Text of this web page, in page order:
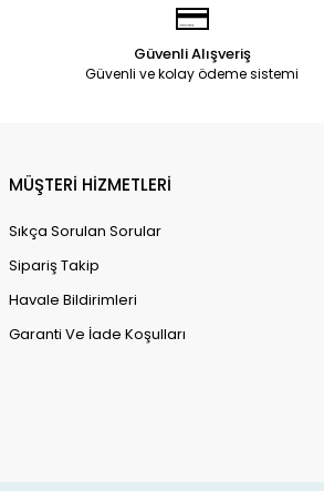
Güvenli Alışveriş
Güvenli ve kolay ödeme sistemi
MÜŞTERİ HİZMETLERİ
Sıkça Sorulan Sorular
Sipariş Takip
Havale Bildirimleri
Garanti Ve İade Koşulları